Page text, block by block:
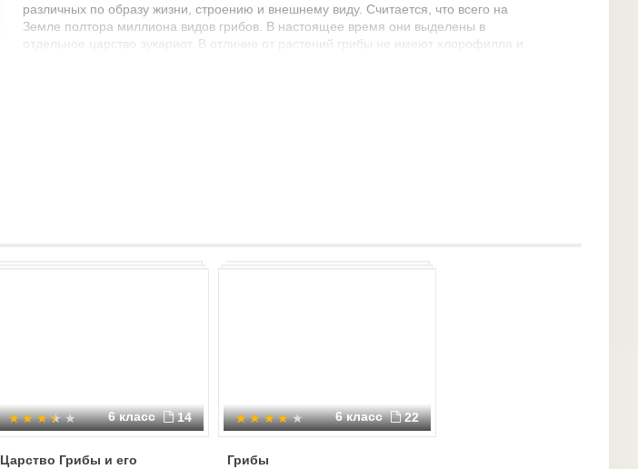
различных по образу жизни, строению и внешнему виду. Считается, что всего на
Земле полтора миллиона видов грибов. В настоящее время они выделены в
отдельное царство эукариот. В отличие от растений грибы не имеют хлорофилла и
6 класс 14
Царство Грибы и его
6 класс 22
Грибы